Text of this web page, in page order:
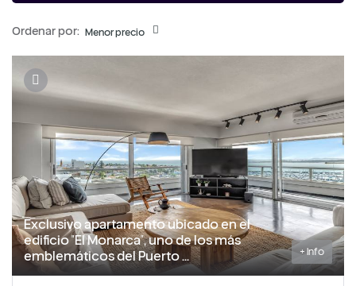
Ordenar por: Menor precio
Exclusivo apartamento ubicado en el
edificio "El Monarca", uno de los más
emblemáticos del Puerto ...
+ Info